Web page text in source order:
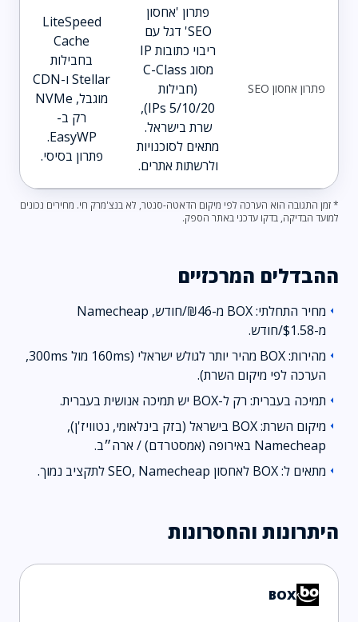
פתרון אחסון SEO
פתרון 'אחסון
SEO' דגל עם
ריבוי כתובות IP
מסוג C-Class
(חבילות
5/10/20 IPs),
שרת בישראל.
מתאים לסוכנויות
ולרשתות אתרים.
LiteSpeed
Cache
בחבילות
Stellar ו-CDN
מוגבל, NVMe
רק ב-
EasyWP.
פתרון בסיסי.
* זמן התגובה הוא הערכה לפי מיקום הדאטה-סנטר, לא בנצ'מרק חי. מחירים נכונים
למועד הבדיקה, בדקו עדכני באתר הספק.
ההבדלים המרכזיים
arrow_left
מחיר התחלתי: BOX מ-₪46/חודש, Namecheap
מ-$1.58/חודש.
arrow_left
מהירות: BOX מהיר יותר לגולש ישראלי (160ms מול 300ms,
הערכה לפי מיקום השרת).
arrow_left תמיכה בעברית: רק ל-BOX יש תמיכה אנושית בעברית.
arrow_left
מיקום השרת: BOX בישראל (בזק בינלאומי, נטוויז'ן),
Namecheap באירופה (אמסטרדם) / ארה״ב.
arrow_left מתאים ל: BOX לאחסון SEO, Namecheap לתקציב נמוך.
היתרונות והחסרונות
BOX